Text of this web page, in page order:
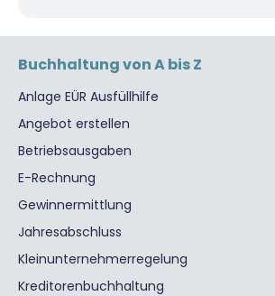
Buchhaltung von A bis Z
Anlage EÜR Ausfüllhilfe
Angebot erstellen
Betriebsausgaben
E-Rechnung
Gewinnermittlung
Jahresabschluss
Kleinunternehmerregelung
Kreditorenbuchhaltung